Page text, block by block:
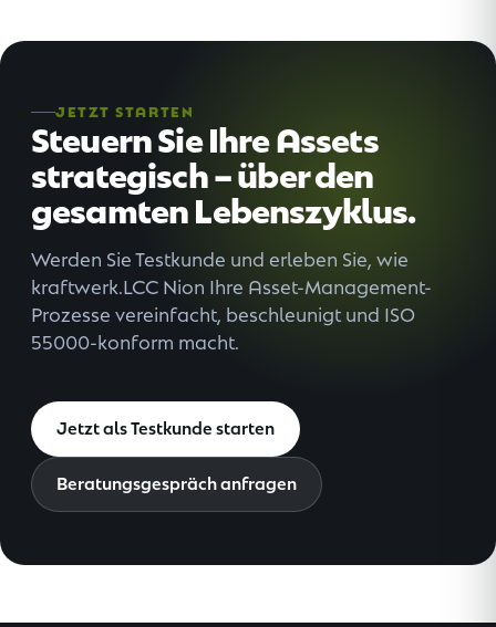
JETZT STARTEN
Steuern Sie Ihre Assets
strategisch – über den
gesamten Lebenszyklus.
Werden Sie Testkunde und erleben Sie, wie
kraftwerk.LCC Nion Ihre Asset-Management-
Prozesse vereinfacht, beschleunigt und ISO
55000-konform macht.
Jetzt als Testkunde starten
Beratungsgespräch anfragen